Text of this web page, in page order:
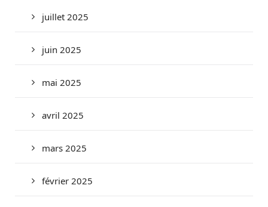
juillet 2025
juin 2025
mai 2025
avril 2025
mars 2025
février 2025